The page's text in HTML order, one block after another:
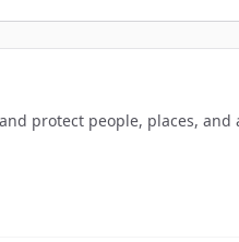
protect people, places,